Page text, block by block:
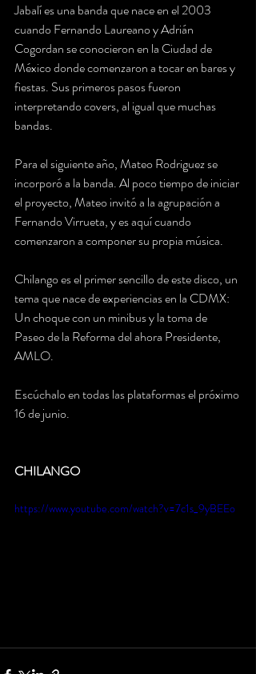
Jabalí es una banda que nace en el 2003
cuando Fernando Laureano y Adrián
Cogordan se conocieron en la Ciudad de
México donde comenzaron a tocar en bares y
fiestas. Sus primeros pasos fueron
interpretando covers, al igual que muchas
bandas.
Para el siguiente año, Mateo Rodriguez se
incorporó a la banda. Al poco tiempo de iniciar
el proyecto, Mateo invitó a la agrupación a
Fernando Virrueta, y es aquí cuando
comenzaron a componer su propia música.
Chilango es el primer sencillo de este disco, un
tema que nace de experiencias en la CDMX:
Un choque con un minibus y la toma de
Paseo de la Reforma del ahora Presidente,
AMLO.
Escúchalo en todas las plataformas el próximo
16 de junio.
CHILANGO
https://www.youtube.com/watch?v=7c1s_9yBEEo